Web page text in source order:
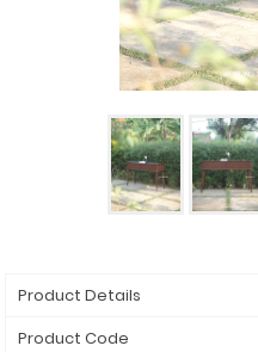
Product Details
Product Code